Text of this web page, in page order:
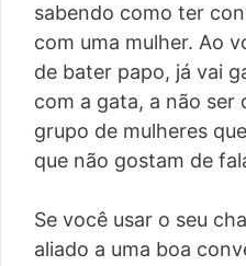
sabendo como ter
com uma mulher. Ao
de bater papo, já vai
com a gata, a não ser
grupo de mulheres
que não gostam de
Se você usar o seu
aliado a uma boa